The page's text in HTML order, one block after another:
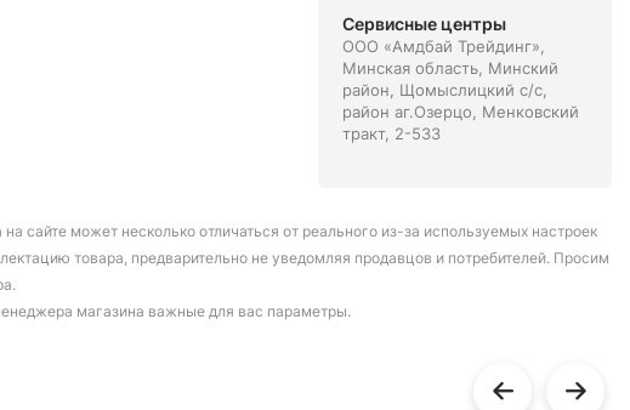
Сервисные центры
ООО «Амдбай Трейдинг»,
Минская область, Минский
район, Щомыслицкий с/с,
район аг.Озерцо, Менковский
тракт, 2-533
сайте может несколько отличаться от реального из-за используемых настроек
товара, предварительно не уведомляя продавцов и потребителей. Просим
магазина важные для вас параметры.